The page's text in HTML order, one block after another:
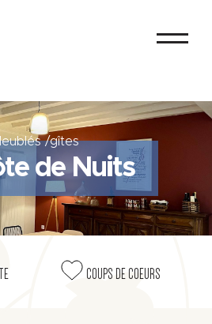
/gîtes
de Nuits
COUPS DE COEURS